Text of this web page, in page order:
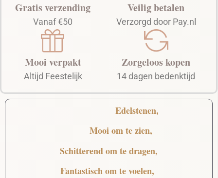
Gratis verzending
Vanaf €50
Mooi verpakt
Altijd Feestelijk
Veilig betalen
Verzorgd door Pay.nl
Zorgeloos kopen
14 dagen bedenktijd
Edelstenen,
Mooiom te zien,
Schitterendom te dragen,
Fantastischom te voelen,